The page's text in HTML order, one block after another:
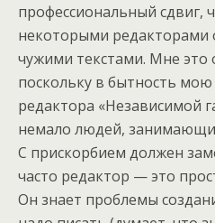
профессиональный сдвиг,
некоторыми редакторами
чужими текстами. Мне
поскольку в бытность
редактора «Независимой
немало людей,
С прискорбием должен
часто редактор — это
Он знает проблемы